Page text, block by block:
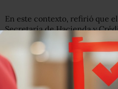
En este contexto, refirió que
Secretaría de Hacienda y
anunció una
determinación
, que consumen
mexicanos.
Como resultado de la